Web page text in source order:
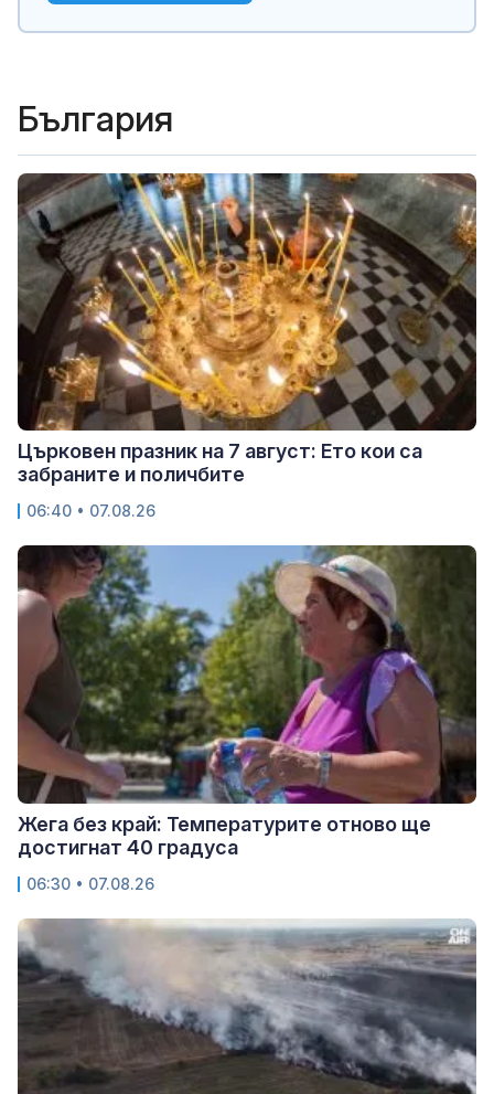
България
Църковен празник на 7 август: Ето кои са
забраните и поличбите
06:40 • 07.08.26
Жега без край: Температурите отново ще
достигнат 40 градуса
06:30 • 07.08.26